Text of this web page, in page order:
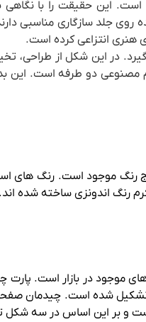
این حقیقت را با
جلد سازگاری مناسبی
هنری انتزاعی کرده است.
در این شکل از طراحی،
مصنوعی دو طرفه است. این
وزن دارد و در پنج رنگ موجود
رنگ اندونزی ساخته شده
موجود در بازار است.
از ۱۰۸ برگه کرم رنگ تشکیل
و بر این اساس در سه